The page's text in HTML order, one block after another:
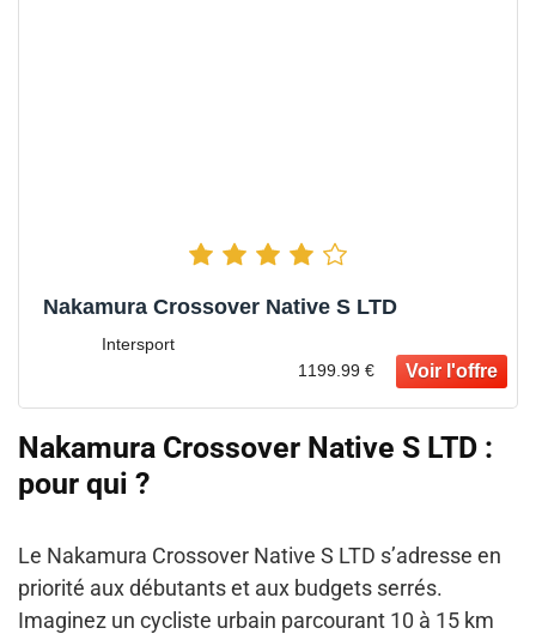
Nakamura Crossover Native S LTD
Intersport
1199.99 €
Nakamura Crossover Native S LTD :
pour qui ?
Le Nakamura Crossover Native S LTD s’adresse en
priorité aux débutants et aux budgets serrés.
Imaginez un cycliste urbain parcourant 10 à 15 km